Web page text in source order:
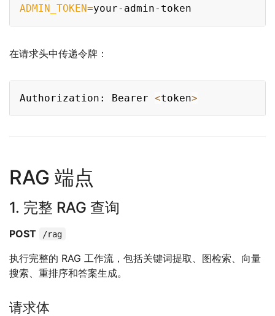
ADMIN_TOKEN=
在请求头中传递令牌：
Authorization: Bearer <token>
RAG 端点
1. 完整 RAG 查询
POST /rag
执行完整的 RAG 工作流，包括关键词提取、图检索、向量
搜索、重排序和答案生成。
请求体